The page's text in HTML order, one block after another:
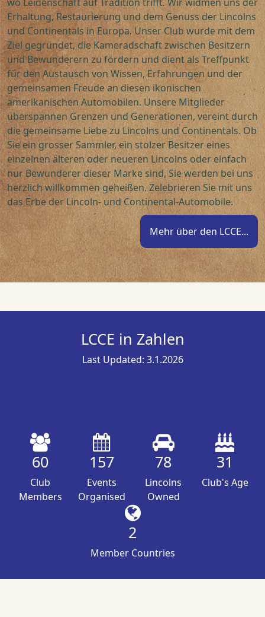
Erhaltung, Restaurierung und dem Genuss der Lincolns
und Continentals in Europa. Unser Club wurde mit dem
Ziel gegründet, die Kameradschaft zwischen Besitzern
und Bewunderern zu fördern und dient als Treffpunkt
für den Austausch von Wissen, Erfahrungen und der
gemeinsamen Freude an diesen ikonischen
amerikanischen Automobilen. Unsere Mitglieder
überspannen Grenzen und Generationen, vereint durch
die gemeinsame Liebe zu Lincolns und Continentals. Ob
Sie ein grosser Sammler, ein stolzer Besitzer eines
einzelnen älteren oder neueren Lincolns oder einfach
nur Bewunderer dieser Marke sind, Sie werden bei uns
herzlich willkommen geheißen. Zelebrieren Sie mit uns
das Erbe der Lincoln- und Continental-Automobile.
Mehr über den LCCE...
LCCE in Zahlen
Last Updated: 3.1.2026
60
Club
Members
157
Events
Organised
78
Lincolns
Owned
31
Club's Age
2
Member Countries